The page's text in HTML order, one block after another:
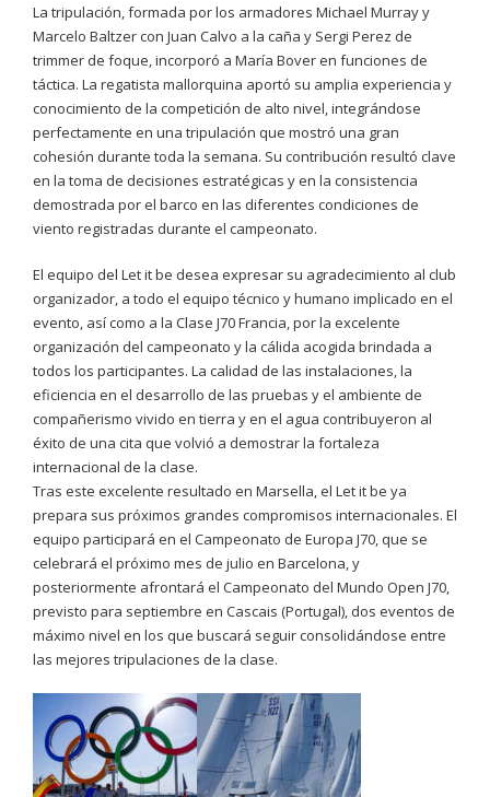
La tripulación, formada por los armadores Michael Murray y
Marcelo Baltzer con Juan Calvo a la caña y Sergi Perez de
trimmer de foque, incorporó a María Bover en funciones de
táctica. La regatista mallorquina aportó su amplia experiencia y
conocimiento de la competición de alto nivel, integrándose
perfectamente en una tripulación que mostró una gran
cohesión durante toda la semana. Su contribución resultó clave
en la toma de decisiones estratégicas y en la consistencia
demostrada por el barco en las diferentes condiciones de
viento registradas durante el campeonato.
El equipo del Let it be desea expresar su agradecimiento al club
organizador, a todo el equipo técnico y humano implicado en el
evento, así como a la Clase J70 Francia, por la excelente
organización del campeonato y la cálida acogida brindada a
todos los participantes. La calidad de las instalaciones, la
eficiencia en el desarrollo de las pruebas y el ambiente de
compañerismo vivido en tierra y en el agua contribuyeron al
éxito de una cita que volvió a demostrar la fortaleza
internacional de la clase.
Tras este excelente resultado en Marsella, el Let it be ya
prepara sus próximos grandes compromisos internacionales. El
equipo participará en el Campeonato de Europa J70, que se
celebrará el próximo mes de julio en Barcelona, y
posteriormente afrontará el Campeonato del Mundo Open J70,
previsto para septiembre en Cascais (Portugal), dos eventos de
máximo nivel en los que buscará seguir consolidándose entre
las mejores tripulaciones de la clase.